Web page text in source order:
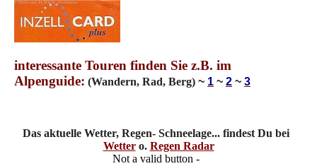
interessante Touren finden Sie z.B. im
Alpenguide: (Wandern, Rad, Berg) ~ 1 ~ 2 ~ 3
Das aktuelle Wetter, Regen- Schneelage... findest Du bei
Wettero. Regen Radar